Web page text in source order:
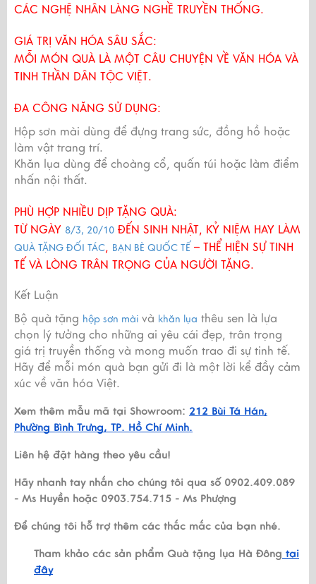
CÁC NGHỆ NHÂN LÀNG NGHỀ TRUYỀN THỐNG.
GIÁ TRỊ VĂN HÓA SÂU SẮC:
MỖI MÓN QUÀ LÀ MỘT CÂU CHUYỆN VỀ VĂN HÓA VÀ
TINH THẦN DÂN TỘC VIỆT.
ĐA CÔNG NĂNG SỬ DỤNG:
Hộp sơn mài dùng để đựng trang sức, đồng hồ hoặc
làm vật trang trí.
Khăn lụa dùng để choàng cổ, quấn túi hoặc làm điểm
nhấn nội thất.
PHÙ HỢP NHIỀU DỊP TẶNG QUÀ:
TỪ NGÀY 8/3, 20/10 ĐẾN SINH NHẬT, KỶ NIỆM HAY LÀM
QUÀ TẶNG ĐỐI TÁC, BẠN BÈ QUỐC TẾ – THỂ HIỆN SỰ TINH
TẾ VÀ LÒNG TRÂN TRỌNG CỦA NGƯỜI TẶNG.
Kết Luận
Bộ quà tặng hộp sơn mài và khăn lụa thêu sen là lựa
chọn lý tưởng cho những ai yêu cái đẹp, trân trọng
giá trị truyền thống và mong muốn trao đi sự tinh tế.
Hãy để mỗi món quà bạn gửi đi là một lời kể đầy cảm
xúc về văn hóa Việt.
Xem thêm mẫu mã tại Showroom: 212 Bùi Tá Hán,
Phường Bình Trưng, TP. Hồ Chí Minh.
Liên hệ đặt hàng theo yêu cầu!
Hãy nhanh tay nhắn cho chúng tôi qua số 0902.409.089
- Ms Huyền hoặc 0903.754.715 - Ms Phượng
Để chúng tôi hỗ trợ thêm các thắc mắc của bạn nhé.
Tham khảo các sản phẩm Quà tặng lụa Hà Đông tại
đây